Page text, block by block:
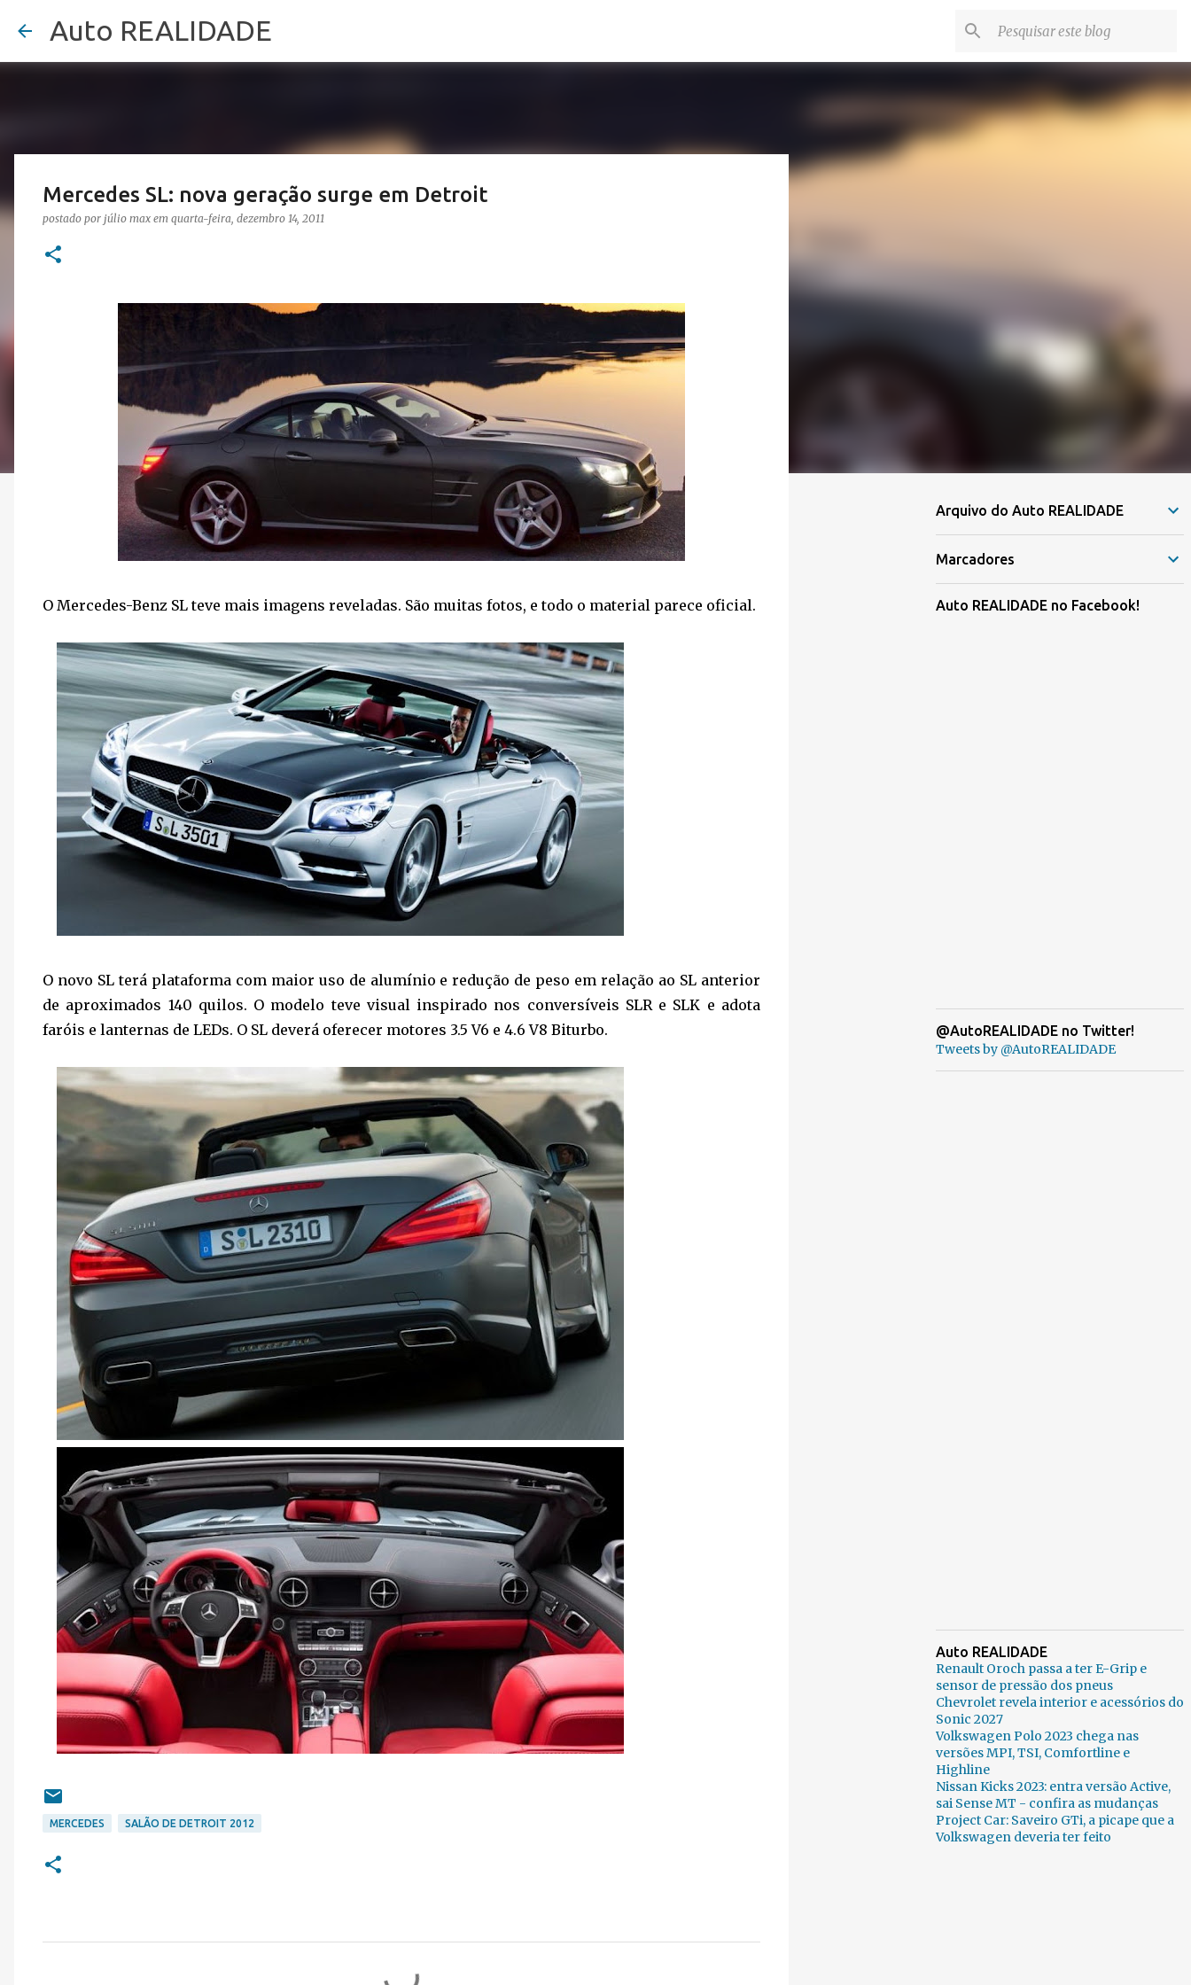
Auto REALIDADE
Mercedes SL: nova geração surge em Detroit
postado por júlio max em quarta-feira, dezembro 14, 2011
O Mercedes-Benz SL teve mais imagens reveladas. São muitas fotos, e todo o material parece oficial.
O novo SL terá plataforma com maior uso de alumínio e redução de peso em relação ao SL anterior
de aproximados 140 quilos. O modelo teve visual inspirado nos conversíveis SLR e SLK e adota
faróis e lanternas de LEDs. O SL deverá oferecer motores 3.5 V6 e 4.6 V8 Biturbo.
MERCEDES SALÃO DE DETROIT 2012
Arquivo do Auto REALIDADE
Marcadores
Auto REALIDADE no Facebook!
@AutoREALIDADE no Twitter!
Tweets by @AutoREALIDADE
Auto REALIDADE
Renault Oroch passa a ter E-Grip e
sensor de pressão dos pneus
Chevrolet revela interior e acessórios do
Sonic 2027
Volkswagen Polo 2023 chega nas
versões MPI, TSI, Comfortline e
Highline
Nissan Kicks 2023: entra versão Active,
sai Sense MT - confira as mudanças
Project Car: Saveiro GTi, a picape que a
Volkswagen deveria ter feito